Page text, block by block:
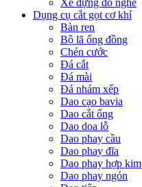
Xe đựng đồ nghề
Dụng cụ cắt gọt cơ khí
Bàn ren
Bộ lã ống đồng
Chén cước
Đá cắt
Đá mài
Đá nhám xếp
Dao cạo bavia
Dao cắt ống
Dao doa lỗ
Dao phay cầu
Dao phay đĩa
Dao phay hợp kim
Dao phay ngón